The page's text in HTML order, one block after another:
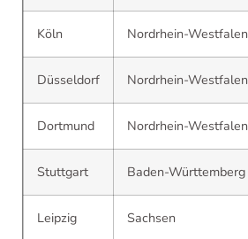
Köln Nordrhein-Westfalen
Düsseldorf Nordrhein-Westfalen
Dortmund Nordrhein-Westfalen
Stuttgart Baden-Württemberg
Leipzig Sachsen